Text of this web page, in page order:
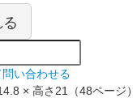
い合わせる
× 高さ21（48ページ）